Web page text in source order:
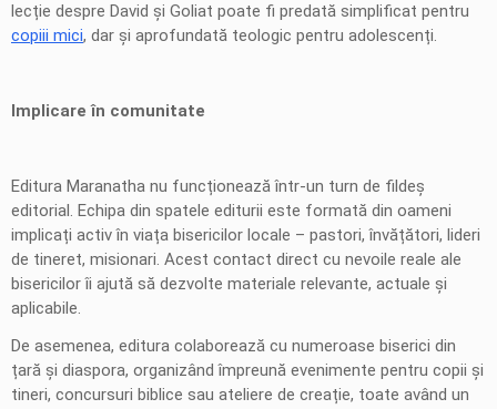
lecție despre David și Goliat poate fi predată simplificat pentru
copiii mici, dar și aprofundată teologic pentru adolescenți.
Implicare în comunitate
Editura Maranatha nu funcționează într-un turn de fildeș
editorial. Echipa din spatele editurii este formată din oameni
implicați activ în viața bisericilor locale – pastori, învățători, lideri
de tineret, misionari. Acest contact direct cu nevoile reale ale
bisericilor îi ajută să dezvolte materiale relevante, actuale și
aplicabile.
De asemenea, editura colaborează cu numeroase biserici din
țară și diaspora, organizând împreună evenimente pentru copii și
tineri, concursuri biblice sau ateliere de creație, toate având un